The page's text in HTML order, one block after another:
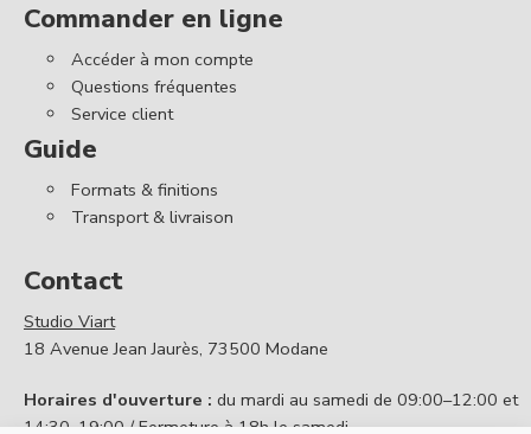
Commander en ligne
Accéder à mon compte
Questions fréquentes
Service client
Guide
Formats & finitions
Transport & livraison
Contact
Studio Viart
18 Avenue Jean Jaurès, 73500 Modane
Horaires d'ouverture : du mardi au samedi de 09:00–12:00 et
14:30–19:00 / Fermeture à 18h le samedi